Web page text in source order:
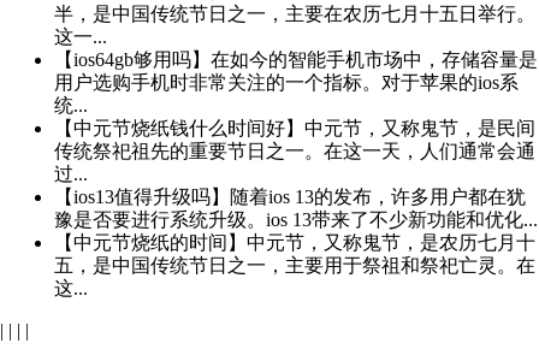
半，是中国传统节日之一，主要在农历七月十五日举行。
这一...
【ios64gb够用吗】在如今的智能手机市场中，存储容量是
用户选购手机时非常关注的一个指标。对于苹果的ios系
统...
【中元节烧纸钱什么时间好】中元节，又称鬼节，是民间
传统祭祀祖先的重要节日之一。在这一天，人们通常会通
过...
【ios13值得升级吗】随着ios 13的发布，许多用户都在犹
豫是否要进行系统升级。ios 13带来了不少新功能和优化...
【中元节烧纸的时间】中元节，又称鬼节，是农历七月十
五，是中国传统节日之一，主要用于祭祖和祭祀亡灵。在
这...
| | | |